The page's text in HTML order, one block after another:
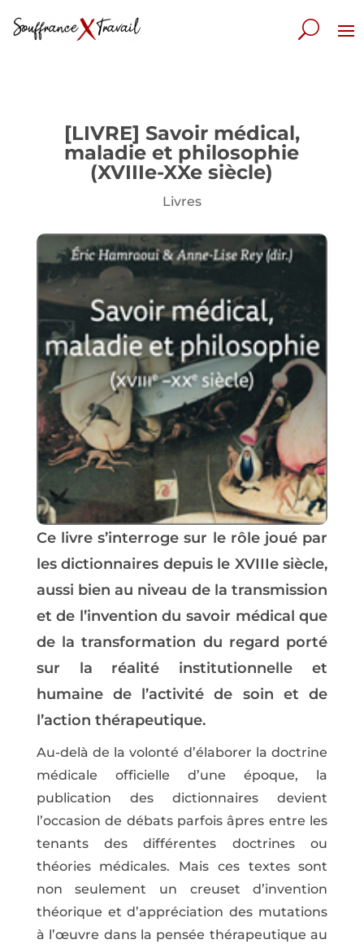
[LIVRE] Savoir médical,
maladie et philosophie
(XVIIIe-XXe siècle)
Livres
Ce livre s’interroge sur le rôle joué par
les dictionnaires depuis le XVIIIe siècle,
aussi bien au niveau de la transmission
et de l’invention du savoir médical que
de la transformation du regard porté
sur la réalité institutionnelle et
humaine de l’activité de soin et de
l’action thérapeutique.
Au-delà de la volonté d’élaborer la doctrine
médicale officielle d’une époque, la
publication des dictionnaires devient
l’occasion de débats parfois âpres entre les
tenants des différentes doctrines ou
théories médicales. Mais ces textes sont
non seulement un creuset d’invention
théorique et d’appréciation des mutations
à l’œuvre dans la pensée thérapeutique au